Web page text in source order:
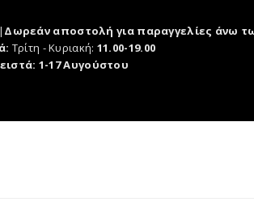
Δωρεάν αποστολή για παραγγελίες άνω
Τρίτη - Κυριακή: 11.00-19.00
1-17 Αυγούστου